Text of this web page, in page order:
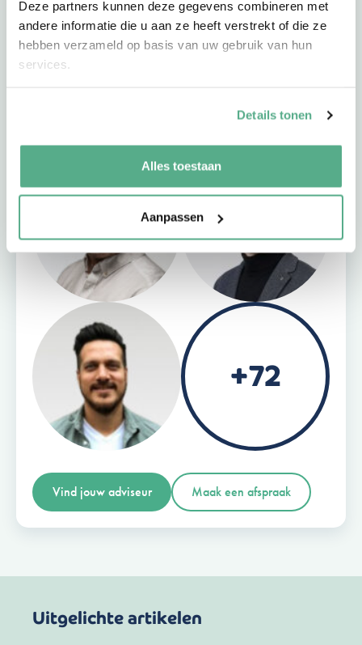
Deze partners kunnen deze gegevens combineren met
andere informatie die u aan ze heeft verstrekt of die ze
hebben verzameld op basis van uw gebruik van hun
services.
Details tonen
Alles toestaan
Aanpassen
klaar
Onze adviseurs zijn stuk voor stuk betrokken en
+72
Vind jouw adviseur Maak een afspraak
Uitgelichte artikelen